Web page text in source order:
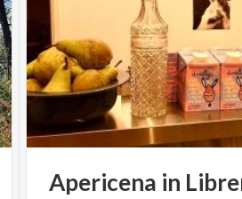
Apericena in